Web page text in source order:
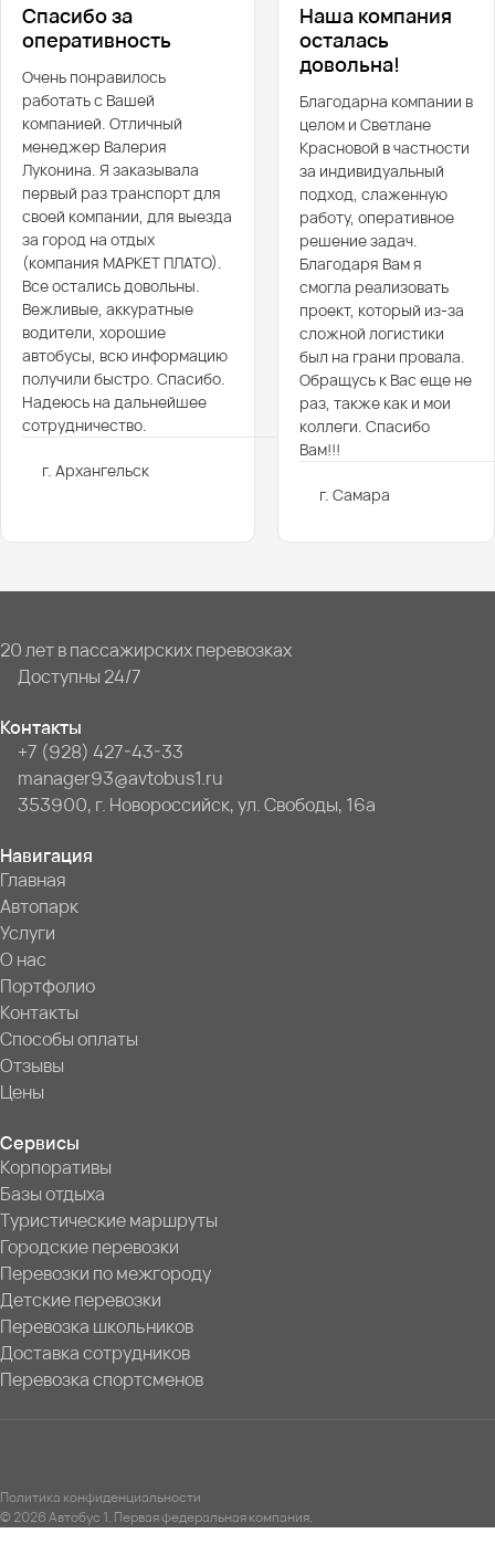
Спасибо за
оперативность
Очень понравилось
работать с Вашей
компанией. Отличный
менеджер Валерия
Луконина. Я заказывала
первый раз транспорт для
своей компании, для выезда
за город на отдых
(компания МАРКЕТ ПЛАТО).
Все остались довольны.
Вежливые, аккуратные
водители, хорошие
автобусы, всю информацию
получили быстро. Спасибо.
Надеюсь на дальнейшее
сотрудничество.
г. Архангельск
Наша компания
осталась
довольна!
Благодарна компании в
целом и Светлане
Красновой в частности
за индивидуальный
подход, слаженную
работу, оперативное
решение задач.
Благодаря Вам я
смогла реализовать
проект, который из-за
сложной логистики
был на грани провала.
Обращусь к Вас еще не
раз, также как и мои
коллеги. Спасибо
Вам!!!
г. Самара
20 лет в пассажирских перевозках
Доступны 24/7
Контакты
+7 (928) 427-43-33
manager93@avtobus1.ru
353900, г. Новороссийск, ул. Свободы, 16а
Навигация
Главная
Автопарк
Услуги
О нас
Портфолио
Контакты
Способы оплаты
Отзывы
Цены
Сервисы
Корпоративы
Базы отдыха
Туристические маршруты
Городские перевозки
Перевозки по межгороду
Детские перевозки
Перевозка школьников
Доставка сотрудников
Перевозка спортсменов
Политика конфиденциальности
© 2026 Автобус 1. Первая федеральная компания.